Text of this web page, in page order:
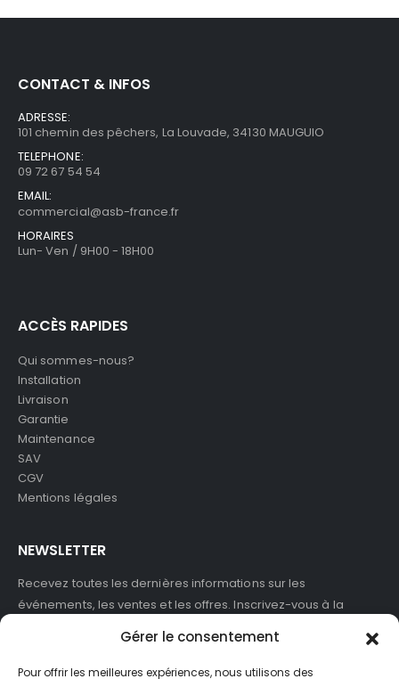
Gérer le consentement
Pour offrir les meilleures expériences, nous utilisons des
CONTACT & INFOS
ADRESSE:
101 chemin des pêchers, La Louvade, 34130 MAUGUIO
TELEPHONE:
09 72 67 54 54
EMAIL:
commercial@asb-france.fr
HORAIRES
Lun- Ven / 9H00 - 18H00
ACCÈS RAPIDES
Qui sommes-nous?
Installation
Livraison
Garantie
Maintenance
SAV
CGV
Mentions légales
NEWSLETTER
Recevez toutes les dernières informations sur les
événements, les ventes et les offres. Inscrivez-vous à la